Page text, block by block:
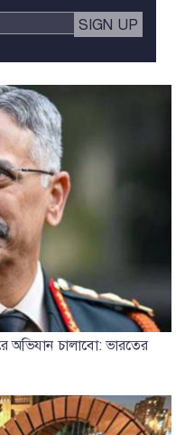
অভিযান চালাবো: ভারতের